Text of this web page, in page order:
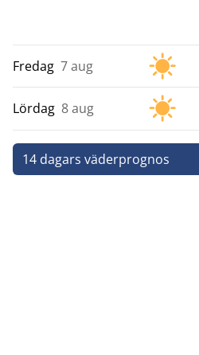
Fredag 7 aug
Lördag 8 aug
14 dagars väderprognos